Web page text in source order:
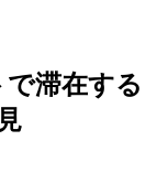
滞在する